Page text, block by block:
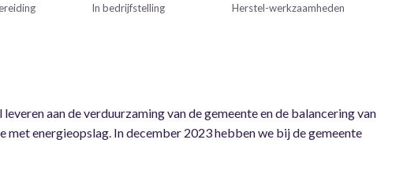
In bedrijfstelling Herstel-werkzaamheden
aan de verduurzaming van de gemeente en de balancering van
energieopslag. In december 2023 hebben we bij de gemeente